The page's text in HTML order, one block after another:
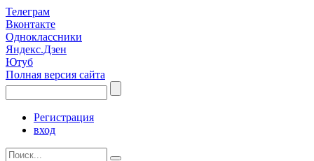
Телеграм
Вконтакте
Одноклассники
Яндекс.Дзен
Ютуб
Полная версия сайта
Регистрация
вход